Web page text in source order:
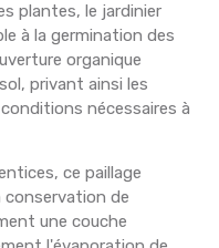
plantes, le jardinier
à la germination des
organique
privant ainsi les
nécessaires à
ce paillage
conservation de
une couche